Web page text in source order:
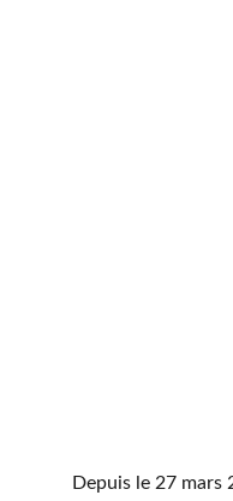
Depuis le 27 mars